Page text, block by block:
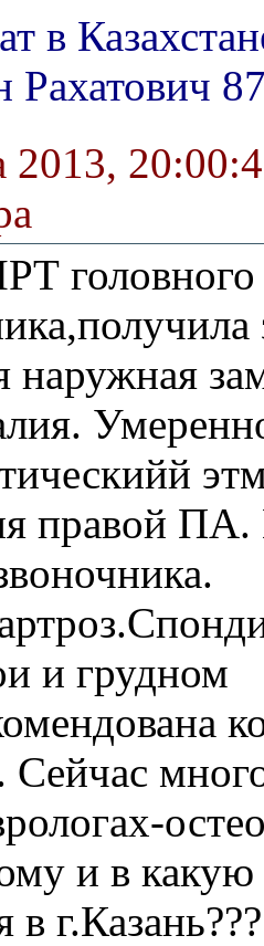
в
2013,
головного
наружная
правой ПА.
и грудном
Сейчас
и в
в